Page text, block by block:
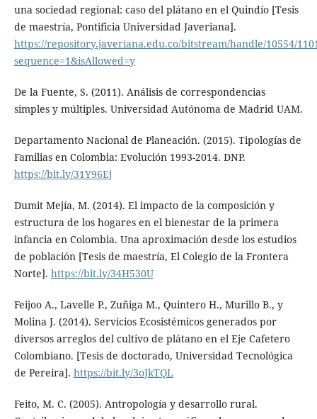
una sociedad regional: caso del plátano en el Quindío [Tesis
de maestría, Pontificia Universidad Javeriana].
https://repository.javeriana.edu.co/bitstream/handle/10554/
sequence=1&isAllowed=y
De la Fuente, S. (2011). Análisis de correspondencias
simples y múltiples. Universidad Autónoma de Madrid UAM.
Departamento Nacional de Planeación. (2015). Tipologías de
Familias en Colombia: Evolución 1993-2014. DNP.
https://bit.ly/31Y96Ej
Dumit Mejía, M. (2014). El impacto de la composición y
estructura de los hogares en el bienestar de la primera
infancia en Colombia. Una aproximación desde los estudios
de población [Tesis de maestría, El Colegio de la Frontera
Norte]. https://bit.ly/34H530U
Feijoo A., Lavelle P., Zuñiga M., Quintero H., Murillo B., y
Molina J. (2014). Servicios Ecosistémicos generados por
diversos arreglos del cultivo de plátano en el Eje Cafetero
Colombiano. [Tesis de doctorado, Universidad Tecnológica
de Pereira]. https://bit.ly/3oJkTQL
Feito, M. C. (2005). Antropología y desarrollo rural.